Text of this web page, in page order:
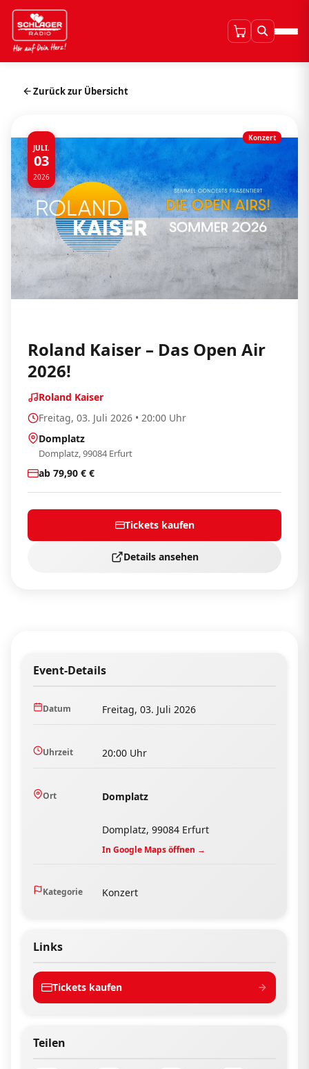
Zurück zur Übersicht
JULI.
03
2026
Konzert
Roland Kaiser – Das Open Air
2026!
Roland Kaiser
Freitag, 03. Juli 2026 • 20:00 Uhr
Domplatz
Domplatz, 99084 Erfurt
ab 79,90 € €
Tickets kaufen
Details ansehen
Event-Details
Datum Freitag, 03. Juli 2026
Uhrzeit 20:00 Uhr
Ort Domplatz
Domplatz, 99084 Erfurt
In Google Maps öffnen →
Kategorie Konzert
Links
Tickets kaufen
Teilen